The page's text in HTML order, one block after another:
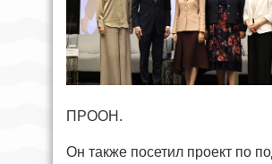
ПРООН.
Он также посетил проект по